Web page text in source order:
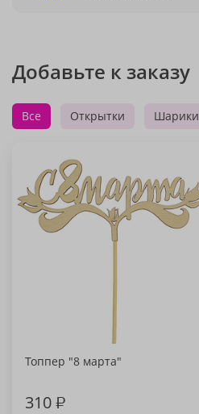
Добавьте к заказу
Все Открытки Шарики
Топпер "8 марта"
310₽